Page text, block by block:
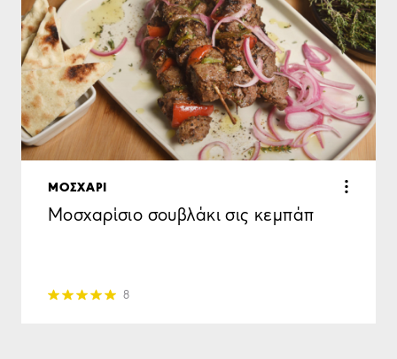
ΜΟΣΧΑΡΙ
Μοσχαρίσιο σουβλάκι σις κεμπάπ
8